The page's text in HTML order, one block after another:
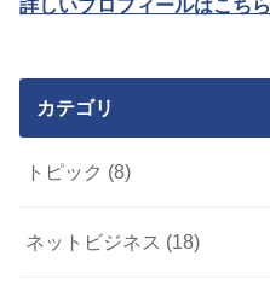
カテゴリ
トピック (8)
ネットビジネス (18)